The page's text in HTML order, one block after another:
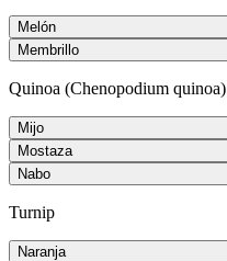
Melón
Membrillo
Quinoa (Chenopodium quinoa)
Mijo
Mostaza
Nabo
Turnip
Naranja